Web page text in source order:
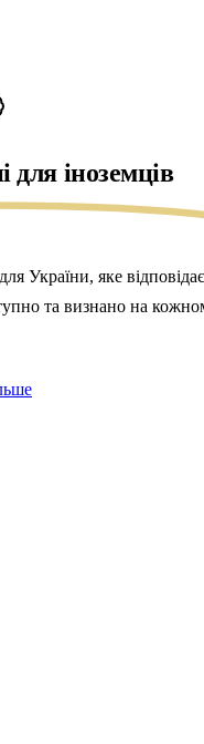
для іноземців
України, яке відповідає
та визнано на